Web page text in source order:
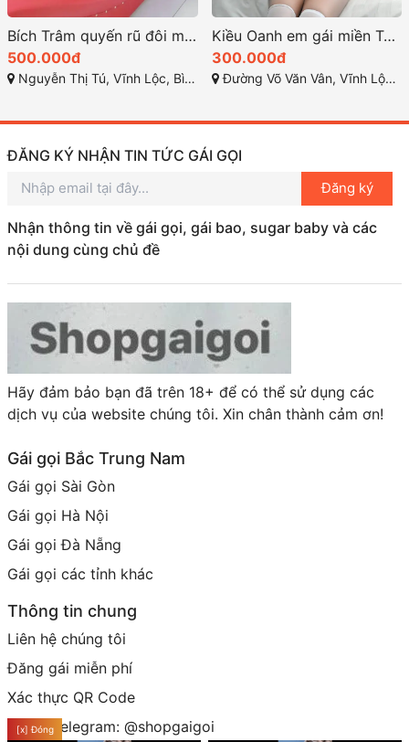
Bích Trâm quyến rũ đôi mắt lấp lánh và làn da trắng sáng
500.000đ
Nguyễn Thị Tú, Vĩnh Lộc, Bình Chánh
Kiều Oanh em gái miền Tây giọng nói ngọt ngào trong trẻo
300.000đ
Đường Võ Văn Vân, Vĩnh Lộc B, Bình Chánh, Thành phố Hồ Chí Minh
ĐĂNG KÝ NHẬN TIN TỨC GÁI GỌI
Đăng ký
Nhận thông tin về gái gọi, gái bao, sugar baby và các
nội dung cùng chủ đề
Hãy đảm bảo bạn đã trên 18+ để có thể sử dụng các
dịch vụ của website chúng tôi. Xin chân thành cảm ơn!
Gái gọi Bắc Trung Nam
Gái gọi Sài Gòn
Gái gọi Hà Nội
Gái gọi Đà Nẵng
Gái gọi các tỉnh khác
Thông tin chung
Liên hệ chúng tôi
Đăng gái miễn phí
Xác thực QR Code
Group telegram: @shopgaigoi
[x] Đóng